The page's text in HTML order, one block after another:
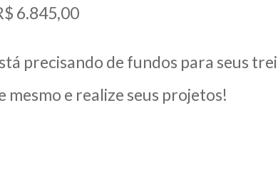
6.845,00
precisando de fundos para seus
mesmo e realize seus projetos!